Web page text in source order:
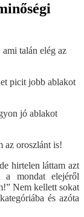
talán elég az
picit jobb ablakot
jó ablakot
az oroszlánt is!
hirtelen láttam azt
a mondat elejéről
Nem kellett sokat
és azóta